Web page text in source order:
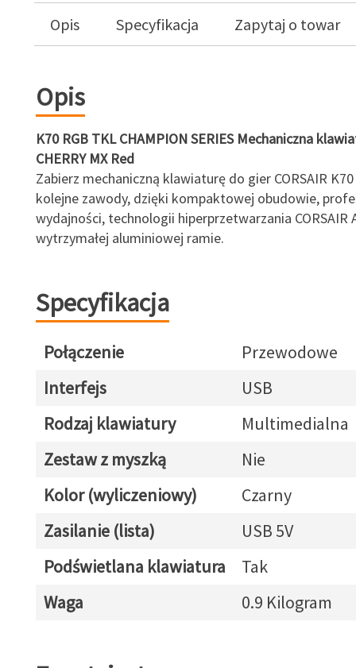
Opis Specyfikacja Zapytaj o towar
Opis
K70 RGB TKL CHAMPION SERIES Mechaniczna
CHERRY MX Red
Zabierz mechaniczną klawiaturę do gier CORSAIR
kolejne zawody, dzięki kompaktowej obudowie,
wydajności, technologii hiperprzetwarzania CORSAIR
wytrzymałej aluminiowej ramie.
Specyfikacja
Połączenie
Przewodowe
Interfejs
USB
Rodzaj klawiatury
Multimedialna
Zestaw z myszką
Nie
Kolor (wyliczeniowy)
Czarny
Zasilanie (lista)
USB 5V
Podświetlana klawiatura
Tak
Waga
0.9 Kilogram